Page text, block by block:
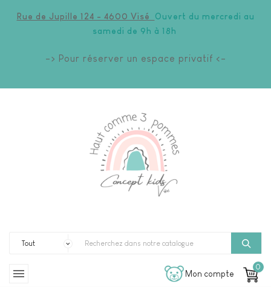
Rue de Jupille 124 - 4600 Visé Ouvert du mercredi au
samedi de 9h à 18h
-> Pour réserver un espace privatif <-
 Mon compte
0